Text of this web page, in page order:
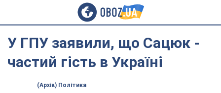
У ГПУ заявили, що Сацюк -
частий гість в Україні
(Архів) Політика